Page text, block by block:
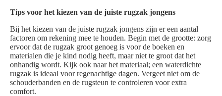
Tips voor het kiezen van de juiste rugzak jongens
Bij het kiezen van de juiste rugzak jongens zijn er een aantal
factoren om rekening mee te houden. Begin met de grootte: zorg
ervoor dat de rugzak groot genoeg is voor de boeken en
materialen die je kind nodig heeft, maar niet te groot dat het
onhandig wordt. Kijk ook naar het materiaal; een waterdichte
rugzak is ideaal voor regenachtige dagen. Vergeet niet om de
schouderbanden en de rugsteun te controleren voor extra
comfort.